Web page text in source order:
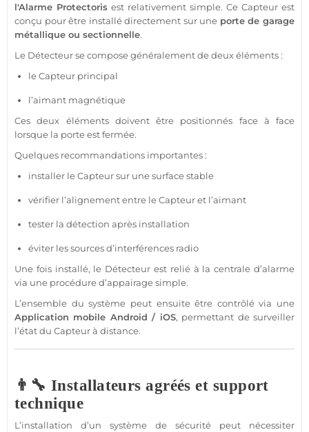
l'Alarme Protectoris est relativement simple. Ce Capteur est
conçu pour être installé directement sur une porte degarage
métallique ou sectionnelle.
Le Détecteurse compose généralement de deux éléments :
leCapteur principal
l’aimant magnétique
Ces deux éléments doivent être positionnés face à face
lorsque la porte est fermée.
Quelques recommandations importantes :
installer leCapteursur une surface stable
vérifier l’alignement entre leCapteuret l’aimant
tester la détection après installation
éviter les sources d’interférences radio
Une fois installé, le Détecteur est relié à lacentrale d’alarme
via une procédure d’appairage simple.
L’ensemble dusystème peut ensuite être contrôlé via une
Application mobile Android / iOS, permettant de surveiller
l’état du Capteurà distance.
👨‍🔧 Installateurs agréés et support
technique
L’installation d’un système de sécurité peut nécessiter